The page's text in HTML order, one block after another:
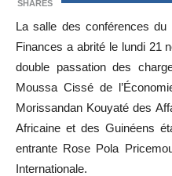
SHARES
La salle des conférences du
Finances a abrité le lundi 21
double passation des
Moussa Cissé de
Morissandan Kouyaté des
Africaine et des Guinéens
entrante Rose Pola
Internationale.